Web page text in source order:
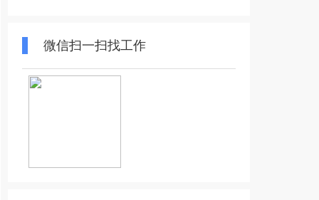
微信扫一扫找工作